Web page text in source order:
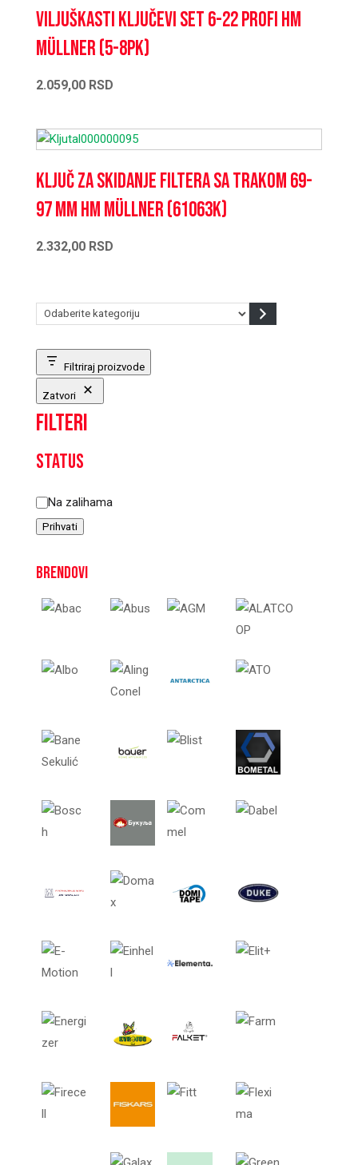
Viljuškasti ključevi set 6-22 PROFI HM
Müllner (5-8PK)
2.059,00 RSD
Ključ za skidanje filtera sa trakom 69-
97 mm HM Müllner (61063K)
2.332,00 RSD
Odaberite
Filtriraj proizvode
Zatvori
Filteri
Status
Status
Na zalihama
Prihvati
Brendovi